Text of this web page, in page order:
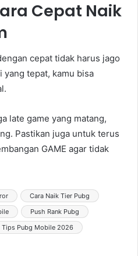
Cepat Naik
cepat tidak harus jago
yang tepat, kamu bisa
late game yang matang,
Pastikan juga untuk terus
GAME agar tidak
Cara Naik Tier Pubg
Push Rank Pubg
Tips Pubg Mobile 2026